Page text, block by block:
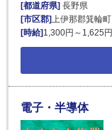
[都道府県] 長野県
[市区郡]上伊那郡箕輪町
[時給] 1,300円～1,625円
電子・半導体